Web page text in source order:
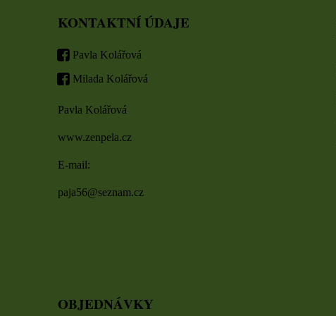
KONTAKTNÍ ÚDAJE
Pavla Kolářová
Milada Kolářová
Pavla Kolářová
www.zenpela.cz
E-mail:
paja56@seznam.cz
OBJEDNÁVKY